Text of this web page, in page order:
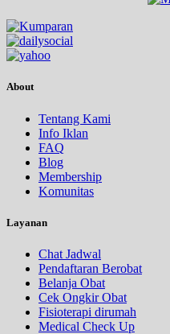
About
Tentang Kami
Info Iklan
FAQ
Blog
Membership
Komunitas
Layanan
Chat Jadwal
Pendaftaran Berobat
Belanja Obat
Cek Ongkir Obat
Fisioterapi dirumah
Medical Check Up